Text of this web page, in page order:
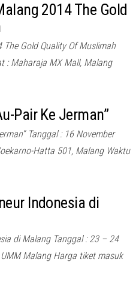
2014 The Gold
Gold Quality Of Muslimah
: Maharaja MX Mall, Malang
Pair Ke Jerman”
Tanggal : 16 November
Hatta 501, Malang Waktu
Indonesia di
di Malang Tanggal : 23 – 24
Malang Harga tiket masuk